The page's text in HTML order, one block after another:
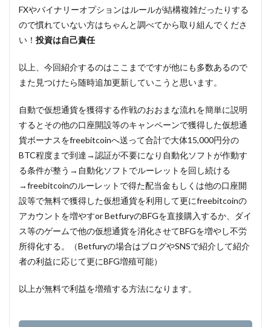
FXやバイナリーオプションはルールが結構複雑だったりする
ので慣れていない方はちゃんと調べてから取り組んでくださ
い！ 投資は自己責任
以上、今回紹介するのはここまでですが他にも多数あるので
また見つけたら随時追加更新していこうと思います。
自動で仮想通貨を獲得する作戦のおおまな流れを簡単に説明
するとその他の口座開設等のキャンペーンで獲得した仮想通
貨ボーナスをfreebitcoinへ送って合計で大体15,000円分の
BTC程度まで到達→認証が不要になり自動化ソフトが作動す
る条件が整う→自動化ソフトでルーレットを回し続ける
→freebitcoinのルーレットで得た配当金もしくは他の口座開
設等で無料で獲得した仮想通貨を利用して更にfreebitcoinの
アカウントを増やすor BetfuryのBFGを直接購入するか、ダイ
ス等のゲームで他の仮想通貨を消化させてBFGを増やし不労
所得化する。（Betfuryの場合はブログやSNSで紹介して紹介
者の利益に応じて更にBFG増殖可能）
以上が無料で利益を増殖する方法になります。